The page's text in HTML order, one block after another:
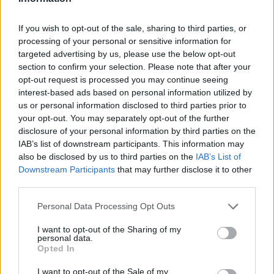
If you wish to opt-out of the sale, sharing to third parties, or
processing of your personal or sensitive information for
targeted advertising by us, please use the below opt-out
section to confirm your selection. Please note that after your
opt-out request is processed you may continue seeing
interest-based ads based on personal information utilized by
us or personal information disclosed to third parties prior to
your opt-out. You may separately opt-out of the further
disclosure of your personal information by third parties on the
IAB’s list of downstream participants. This information may
also be disclosed by us to third parties on the IAB’s List of
Downstream Participants that may further disclose it to other
Personal Data Processing Opt Outs
I want to opt-out of the Sharing of my
personal data.
Opted In
I want to opt-out of the Sale of my
AUDIENCIAS ESTRENOS STREAMING
GENTE TV CONCURSOS REALITIES
@teletextopuntocom